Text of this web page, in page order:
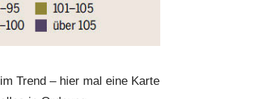
Trend – hier mal eine Karte